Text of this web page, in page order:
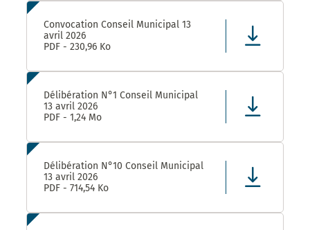
Convocation Conseil Municipal 13
avril 2026
PDF - 230,96 Ko
Délibération N°1 Conseil Municipal
13 avril 2026
PDF - 1,24 Mo
Délibération N°10 Conseil Municipal
13 avril 2026
PDF - 714,54 Ko